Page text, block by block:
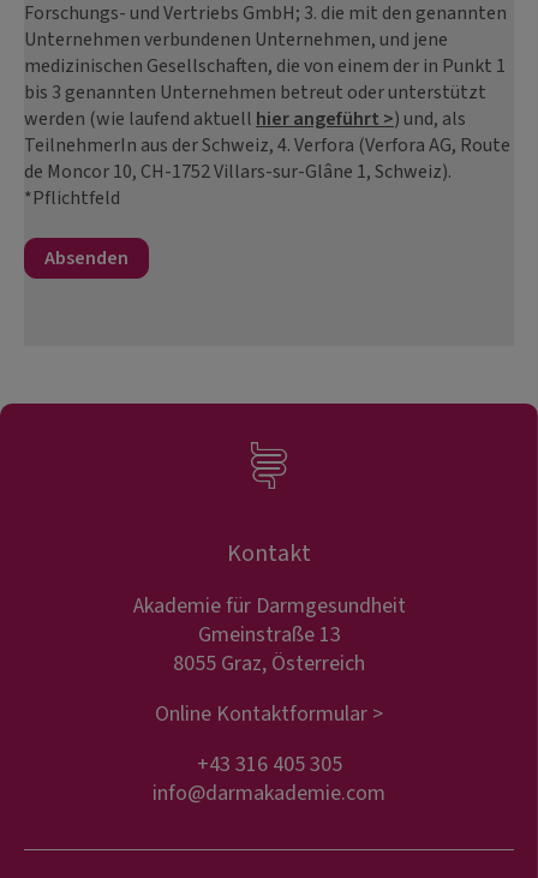
Forschungs- und Vertriebs GmbH; 3. die mit den genannten
Unternehmen verbundenen Unternehmen, und jene
medizinischen Gesellschaften, die von einem der in Punkt 1
bis 3 genannten Unternehmen betreut oder unterstützt
werden (wie laufend aktuell hier angeführt >) und, als
TeilnehmerIn aus der Schweiz, 4. Verfora (Verfora AG, Route
de Moncor 10, CH-1752 Villars-sur-Glâne 1, Schweiz).
*Pflichtfeld
Kontakt
Akademie für Darmgesundheit
Gmeinstraße 13
8055 Graz, Österreich
Online Kontaktformular >
+43 316 405 305
info@darmakademie.com